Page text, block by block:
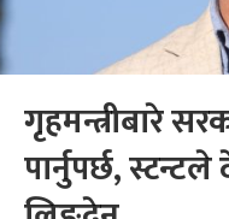
गृहमन्त्रीबारे
पार्नुपर्छ,